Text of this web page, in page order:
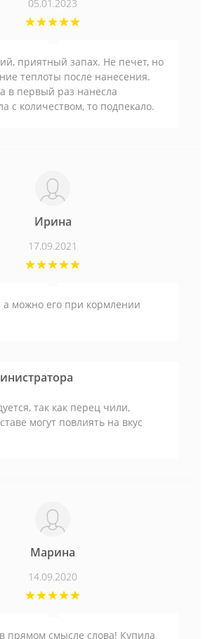
05.01.2023
приятный запах. Не печет, но
теплоты после нанесения.
в первый раз нанесла
с количеством, то подпекало.
Ирина
17.09.2021
а можно его при кормлении
так как перец чили,
могут повлиять на вкус
Марина
14.09.2020
прямом смысле слова! Купила